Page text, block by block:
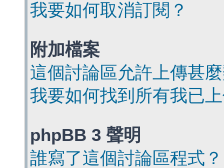
我要如何取消訂閱？
附加檔案
這個討論區允許上傳甚
我要如何找到所有我已
phpBB 3 聲明
誰寫了這個討論區程式？